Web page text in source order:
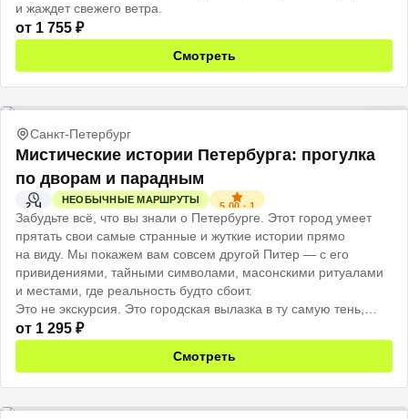
и жаждет свежего ветра.
от 1 755 ₽
Смотреть
Санкт-Петербург
Мистические истории Петербурга: прогулка
по дворам и парадным
2 Ч
НЕОБЫЧНЫЕ МАРШРУТЫ
5.00· 1
Забудьте всё, что вы знали о Петербурге. Этот город умеет
прятать свои самые странные и жуткие истории прямо
на виду. Мы покажем вам совсем другой Питер — с его
привидениями, тайными символами, масонскими ритуалами
и местами, где реальность будто сбоит.
Это не экскурсия. Это городская вылазка в ту самую тень,
которую мы обычно не замечаем.
от 1 295 ₽
Смотреть